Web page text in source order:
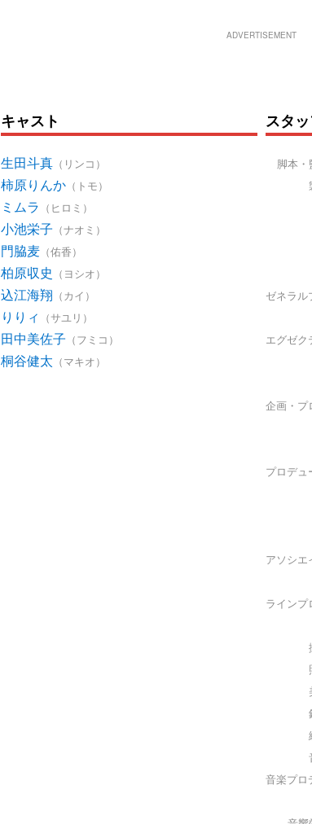
ADVERTISEMENT
キャスト
生田斗真 （リンコ）
柿原りんか （トモ）
ミムラ （ヒロミ）
小池栄子 （ナオミ）
門脇麦 （佑香）
柏原収史 （ヨシオ）
込江海翔 （カイ）
りりィ （サユリ）
田中美佐子 （フミコ）
桐谷健太 （マキオ）
スタ
脚本・
ゼネラル
エグゼク
企画・プ
プロデュ
アソシエ
ラインプ
音楽プロ